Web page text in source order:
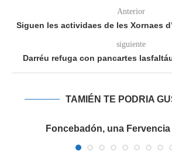
Anterior
Siguen les actividaes de les Xornaes
siguiente
Darréu refuga con pancartes
TAMIÉN TE PODRIA
Foncebadón, una